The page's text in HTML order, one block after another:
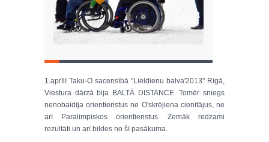
1.aprīlī Taku-O sacensībā "Lieldienu balva'2013" Rīgā,
Viestura dārzā bija BALTĀ DISTANCE. Tomēr sniegs
nenobaidīja orientieristus ne O'skrējiena cienītājus, ne
arī Paralimpiskos orientieristus. Zemāk redzami
rezultāti un arī bildes no šī pasākuma.